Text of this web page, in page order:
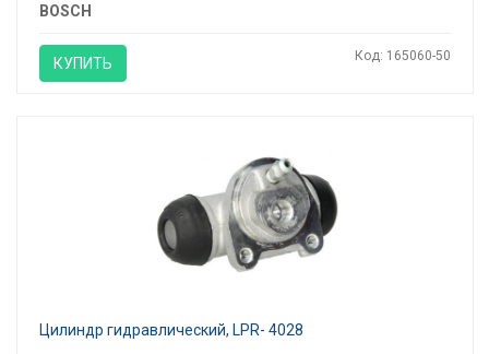
BOSCH
КУПИТЬ Код: 165060-50
Цилиндр гидравлический, LPR- 4028